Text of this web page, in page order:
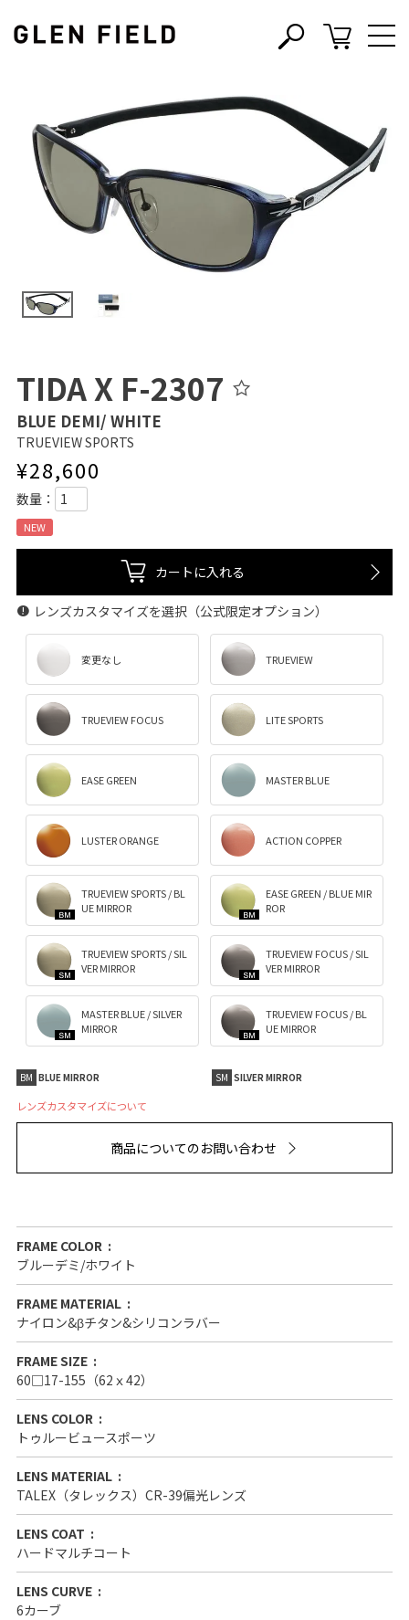
s c
TIDA X F-2307
BLUE DEMI/ WHITE
TRUEVIEW SPORTS
¥28,600
NEW
カートに入れる
レンズカスタマイズを選択（公式限定オプション）
変更なし TRUEVIEW
TRUEVIEW FOCUS LITE SPORTS
EASE GREEN MASTER BLUE
LUSTER ORANGE ACTION COPPER
TRUEVIEW SPORTS / BL
UE MIRROR
EASE GREEN / BLUE MIR
ROR
TRUEVIEW SPORTS / SIL
VER MIRROR
TRUEVIEW FOCUS / SIL
VER MIRROR
MASTER BLUE / SILVER
MIRROR
TRUEVIEW FOCUS / BL
UE MIRROR
BM BLUE MIRROR SM SILVER MIRROR
レンズカスタマイズについて
商品についてのお問い合わせ
FRAME COLOR
ブルーデミ/ホワイト
FRAME MATERIAL
ナイロン&βチタン&シリコンラバー
FRAME SIZE
60□17-155（62ｘ42）
LENS COLOR
トゥルービュースポーツ
LENS MATERIAL
TALEX（タレックス）CR-39偏光レンズ
LENS COAT
ハードマルチコート
LENS CURVE
6カーブ